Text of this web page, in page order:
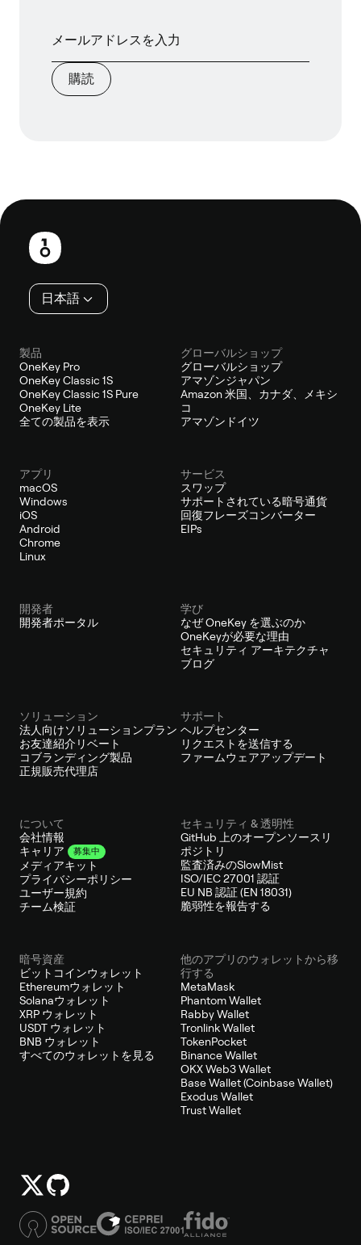
購読
フ
日本語
製品
OneKey Pro
OneKey Classic 1S
OneKey Classic 1S Pure
OneKey Lite
全ての製品を表示
グローバルショップ
グローバルショップ
アマゾンジャパン
Amazon 米国、カナダ、メキシ
コ
アマゾンドイツ
アプリ
macOS
Windows
iOS
Android
Chrome
Linux
サービス
スワップ
サポートされている暗号通貨
回復フレーズコンバーター
EIPs
開発者
開発者ポータル
学び
なぜ OneKey を選ぶのか
OneKeyが必要な理由
セキュリティ アーキテクチャ
ブログ
ソリューション
法人向けソリューションプラン
お友達紹介リベート
コブランディング製品
正規販売代理店
サポート
ヘルプセンター
リクエストを送信する
ファームウェアアップデート
について
会社情報
キャリア
募集中
メディアキット
プライバシーポリシー
ユーザー規約
チーム検証
セキュリティ & 透明性
GitHub 上のオープンソースリ
ポジトリ
監査済みのSlowMist
ISO/IEC 27001 認証
EU NB 認証 (EN 18031)
脆弱性を報告する
暗号資産
ビットコインウォレット
Ethereumウォレット
Solanaウォレット
XRP ウォレット
USDT ウォレット
BNB ウォレット
すべてのウォレットを見る
他のアプリのウォレットから移
行する
MetaMask
Phantom Wallet
Rabby Wallet
Tronlink Wallet
TokenPocket
Binance Wallet
OKX Web3 Wallet
Base Wallet (Coinbase Wallet)
Exodus Wallet
Trust Wallet